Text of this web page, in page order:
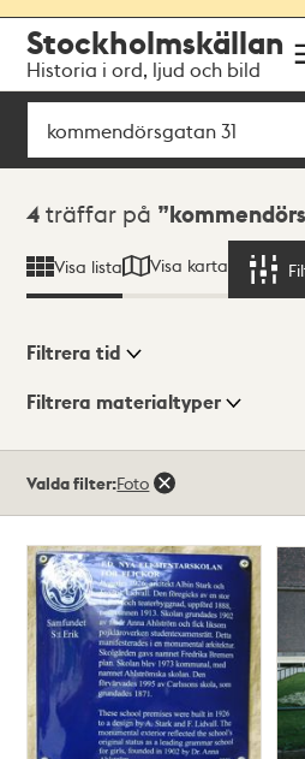
navigationen
huvudinnehållet
Stockholmskällan
Historia i ord, ljud och bild
Sök
Sökresultat
4 träffar på
Visa lista Visa karta
Visningsläge
Filtrera tid
Filtrera materialtyper
träffar
Valda filter:Foto